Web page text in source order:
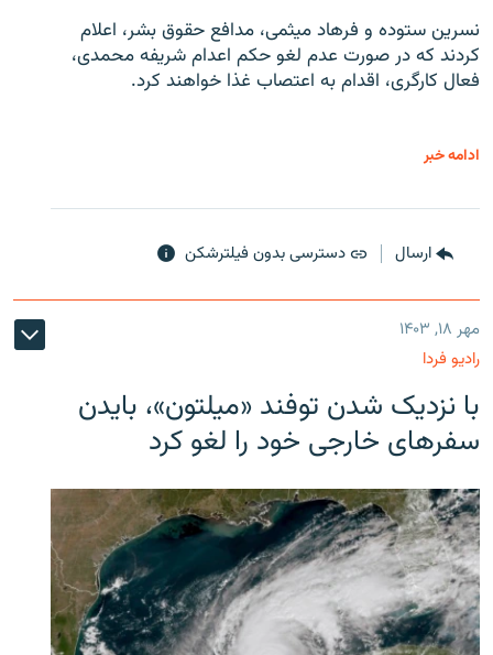
نسرین ستوده و فرهاد میثمی، مدافع حقوق بشر، اعلام
کردند که در صورت عدم لغو حکم اعدام شریفه محمدی،
فعال کارگری، اقدام به اعتصاب غذا خواهند کرد.
ادامه خبر
ارسال دسترسی بدون فیلترشکن
مهر ۱۸, ۱۴۰۳
رادیو فردا
با نزدیک شدن توفند «میلتون»، بایدن
سفرهای خارجی خود را لغو کرد